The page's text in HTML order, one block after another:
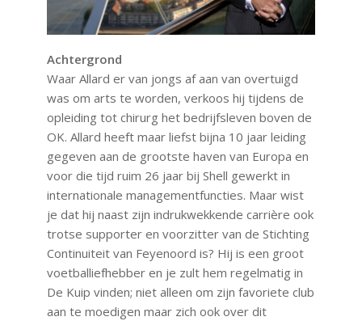
Achtergrond
Waar Allard er van jongs af aan van overtuigd
was om arts te worden, verkoos hij tijdens de
opleiding tot chirurg het bedrijfsleven boven de
OK. Allard heeft maar liefst bijna 10 jaar leiding
gegeven aan de grootste haven van Europa en
voor die tijd ruim 26 jaar bij Shell gewerkt in
internationale managementfuncties. Maar wist
je dat hij naast zijn indrukwekkende carrière ook
trotse supporter en voorzitter van de Stichting
Continuiteit van Feyenoord is? Hij is een groot
voetballiefhebber en je zult hem regelmatig in
De Kuip vinden; niet alleen om zijn favoriete club
aan te moedigen maar zich ook over dit